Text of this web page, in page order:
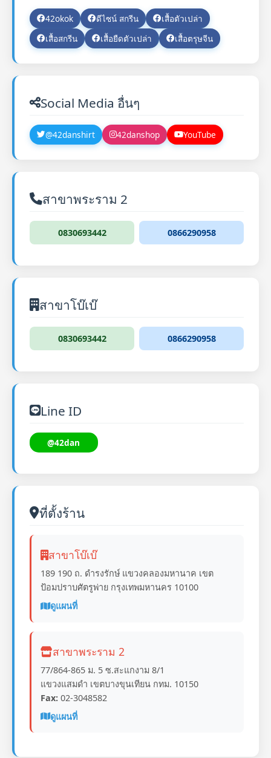
42okok ดีไซน์ สกรีน
เสื้อตัวเปล่า
เสื้อสกรีน
เสื้อยืดตัวเปล่า เสื้อตรุษจีน
Social Media อื่นๆ
@42danshirt 42danshop YouTube
สาขาพระราม 2
0830693442 0866290958
สาขาโบ๊เบ๊
0830693442 0866290958
Line ID
@42dan
ที่ตั้งร้าน
สาขาโบ๊เบ๊
189 190 ถ. ดำรงรักษ์ แขวงคลองมหานาค เขต
ป้อมปราบศัตรูพ่าย กรุงเทพมหานคร 10100
ดูแผนที่
สาขาพระราม 2
77/864-865 ม. 5 ซ.สะแกงาม 8/1
แขวงแสมดำ เขตบางขุนเทียน กทม. 10150
Fax: 02-3048582
ดูแผนที่